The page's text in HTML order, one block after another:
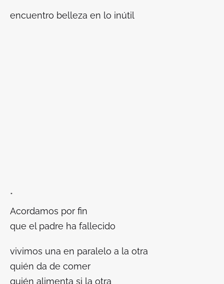
encuentro belleza en lo inútil
*
Acordamos por fin
que el padre ha fallecido
vivimos una en paralelo a la otra
quién da de comer
quién alimenta si la otra